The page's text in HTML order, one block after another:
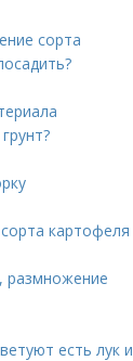
сорта
картофеля
размножение
есть лук и